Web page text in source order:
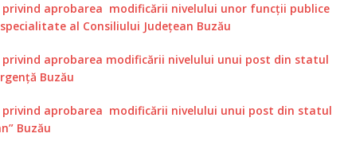
privind aprobarea modificării nivelului unor funcții publice
al Consiliului Județean Buzău
privind aprobarea modificării nivelului unui post din statul
Buzău
privind aprobarea modificării nivelului unui post din statul
Buzău